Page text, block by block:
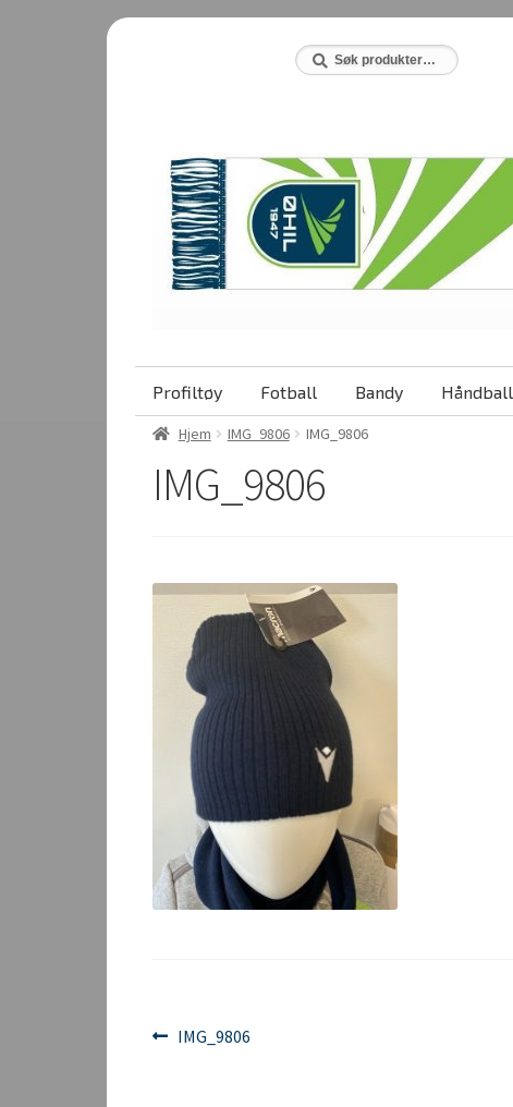
Søk
etter:
Søk
Profiltøy Fotball Bandy Håndball
Hjem IMG_9806 IMG_9806
IMG_9806
Innleggsnavigasjon
Forrige
IMG_9806